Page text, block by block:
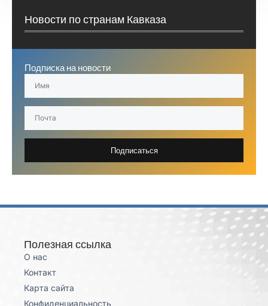
Новости по странам Кавказа
Подписка на новости
Подписаться
Полезная ссылка
О нас
Контакт
Карта сайта
Конфиденциальность